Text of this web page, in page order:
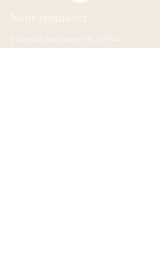
Nous contacter
6 avenue des dames de St Maur